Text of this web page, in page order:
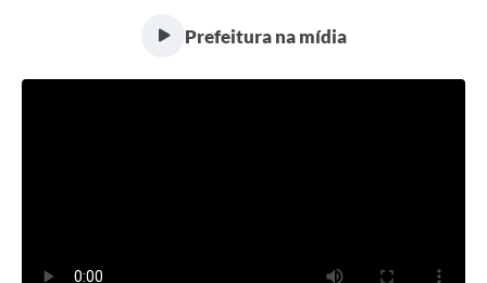
Arquivos para Download
Prefeitura na mídia